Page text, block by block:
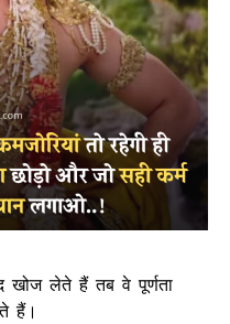
लेते हैं तब वे पूर्णता
हैं।